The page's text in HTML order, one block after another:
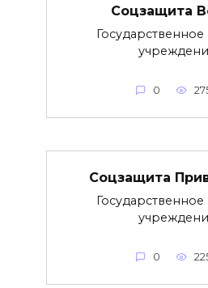
Соцзащита
0
Соцзащита
0